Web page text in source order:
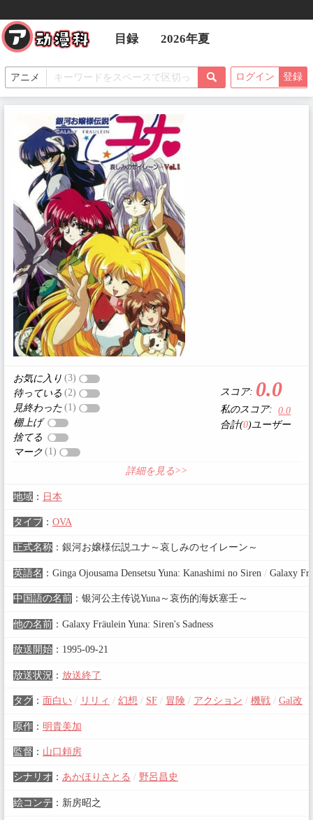
目録 2026年夏
ログイン 登録
お気に入り (3)
待っている (2)
見終わった (1)
棚上げ
捨てる
マーク (1)
スコア: 0.0
私のスコア:
0.0
合計(0)ユーザー
詳細を見る>>
地域： 日本
タイプ： OVA
正式名称： 銀河お嬢様伝説ユナ～哀しみのセイレーン～
英語名 ： Ginga Ojousama Densetsu Yuna: Kanashimi no Siren /Galaxy
中国語の名前： 银河公主传说Yuna～哀伤的海妖塞壬～
他の名前： Galaxy Fräulein Yuna: Siren's Sadness
放送開始： 1995-09-21
放送状況 ： 放送終了
タグ： 面白い / リリィ / 幻想 / SF / 冒険 / アクション / 機戦 / Gal改
原作： 明貴美加
監督 ： 山口頼房
シナリオ ： あかほりさとる / 野呂昌史
絵コンテ ： 新房昭之